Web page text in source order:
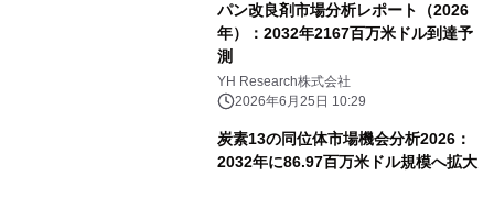
パン改良剤市場分析レポート（2026
年）：2032年2167百万米ドル到達予
測
YH Research株式会社
2026年6月25日 10:29
炭素13の同位体市場機会分析2026：
2032年に86.97百万米ドル規模へ拡大